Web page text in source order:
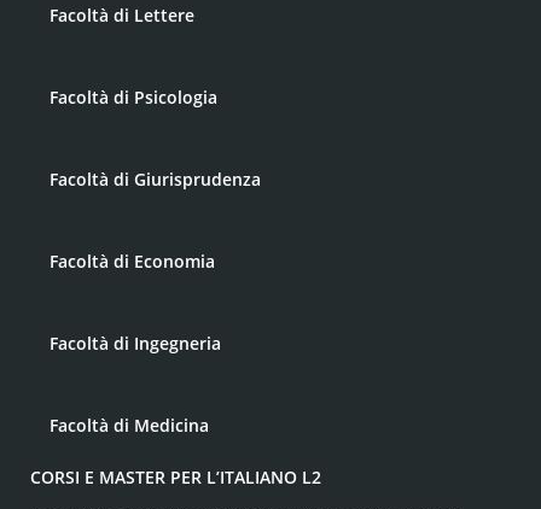
Facoltà di Lettere
Facoltà di Psicologia
Facoltà di Giurisprudenza
Facoltà di Economia
Facoltà di Ingegneria
Facoltà di Medicina
CORSI E MASTER PER L’ITALIANO L2